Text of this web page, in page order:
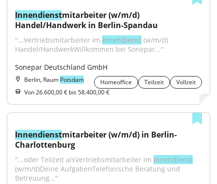
Innendienstmitarbeiter (w/m/d)
Handel/Handwerk in Berlin-Spandau
"...Vertriebsmitarbeiter im Innendienst (w/m/d)
Handel/HandwerkWillkommen bei Sonepar..."
Sonepar Deutschland GmbH
Berlin, Raum Potsdam Homeoffice Teilzeit
Vollzeit
Von 26.600,00 € bis 58.400,00 €
Innendienstmitarbeiter (w/m/d) in Berlin-
Charlottenburg
"...oder Teilzeit alsVertriebsmitarbeiter im Innendienst
(w/m/d)Deine AufgabenTelefonische Beratung und
Betreuung..."